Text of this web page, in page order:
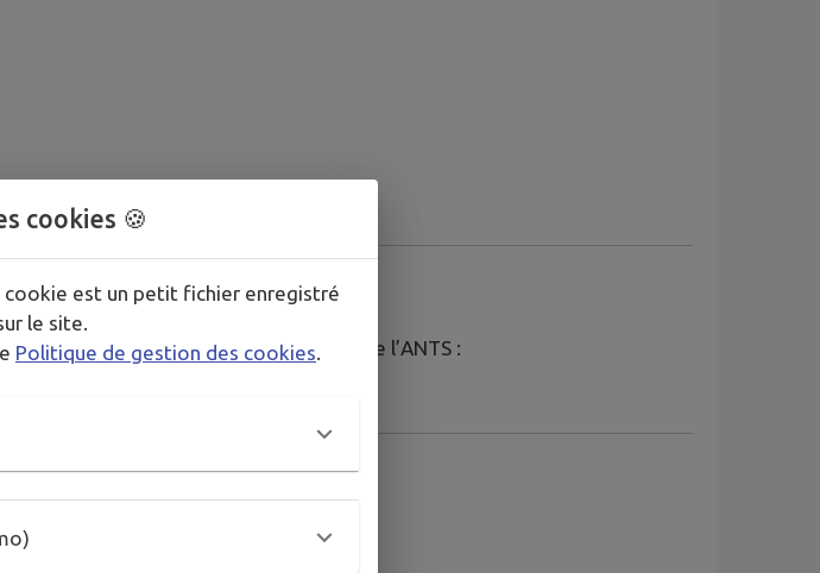
pré-demande en ligne sur le site de l’ANTS :
d’environ 30 km)
cookies 🍪
cookie est un petit fichier enregistré
le site.
Politique de gestion des cookies.